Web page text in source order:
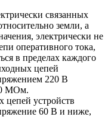
связанных
земли, а
электрически не
оперативного тока,
в пределах каждого
цепей
220 В
МОм.
цепей устройств
60 В и ниже,